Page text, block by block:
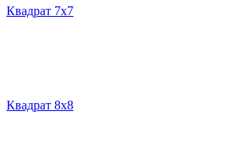
Квадрат 7х7
Квадрат 8х8